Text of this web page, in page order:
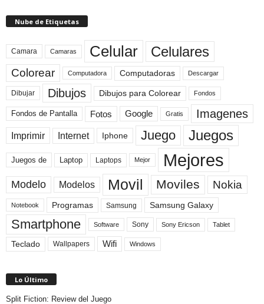
Nube de Etiquetas
Camara Camaras Celular Celulares
Colorear Computadora Computadoras Descargar
Dibujar Dibujos Dibujos para Colorear Fondos
Fondos de Pantalla Fotos Google Gratis Imagenes
Imprimir Internet Iphone Juego Juegos
Juegos de Laptop Laptops Mejor Mejores
Modelo Modelos Movil Moviles Nokia
Notebook Programas Samsung Samsung Galaxy
Smartphone Software Sony Sony Ericson Tablet
Teclado Wallpapers Wifi Windows
Lo Último
Split Fiction: Review del Juego